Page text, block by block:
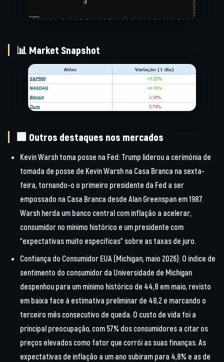
📊 Market Snapshot
🏢 Outros destaques nos mercados
Kevin Warsh toma posse na Fed: Trump liderou a cerimónia de
tomada de posse de Kevin Warsh na Casa Branca na sexta-
feira, tornando-o o primeiro presidente da Fed a ser
empossado na Casa Branca desde Alan Greenspan em 1987.
Warsh herda um banco central com inflação a acelerar,
consumidor no mínimo histórico e um presidente com
“expectativas muito específicas” sobre as taxas de juro.
Confiança do Consumidor EUA (Michigan, maio 2026): O índice de
sentimento do consumidor da Universidade de Michigan
despenhou para um mínimo histórico de 44,8 em maio, revisto
em baixa face à estimativa preliminar de 48,2 e marcando o
terceiro mês consecutivo de queda. O custo de vida foi a
principal preocupação, com 57% dos consumidores a citar os
preços elevados como fator que corrói as suas finanças. As
expectativas de inflação a um ano subiram para 4,8% e as de